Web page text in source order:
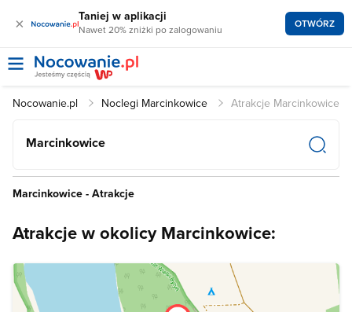
× Taniej w aplikacji
Nawet 20% zniżki po zalogowaniu OTWÓRZ
Nocowanie.pl Noclegi Marcinkowice Atrakcje Marcinkowice
Marcinkowice
Marcinkowice - Atrakcje
Atrakcje w okolicy Marcinkowice: